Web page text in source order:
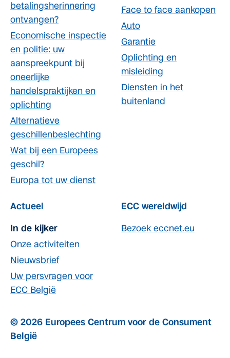
betalingsherinnering
ontvangen?
Economische inspectie
en politie: uw
aanspreekpunt bij
oneerlijke
handelspraktijken en
oplichting
Alternatieve
geschillenbeslechting
Wat bij een Europees
geschil?
Europa tot uw dienst
Face to face aankopen
Auto
Garantie
Oplichting en
misleiding
Diensten in het
buitenland
Actueel
In de kijker
Onze activiteiten
Nieuwsbrief
Uw persvragen voor
ECC België
ECC wereldwijd
Bezoek eccnet.eu
© 2026 Europees Centrum voor de Consument
België